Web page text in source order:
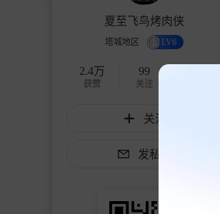
夏至飞鸟烤肉侠
塔城地区 LV6
2.4万
获赞
99
关注
关注
发私信